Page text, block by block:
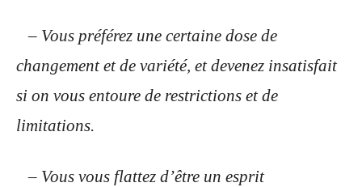
– Vous préférez une certaine dose de
changement et de variété, et devenez insatisfait
si on vous entoure de restrictions et de
limitations.
– Vous vous flattez d’être un esprit